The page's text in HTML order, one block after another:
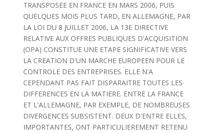
TRANSPOSEE EN FRANCE EN MARS 2006, PUIS
QUELQUES MOIS PLUS TARD, EN ALLEMAGNE, PAR
LA LOI DU 8 JUILLET 2006, LA 13E DIRECTIVE
RELATIVE AUX OFFRES PUBLIQUES D'ACQUISITION
(OPA) CONSTITUE UNE ETAPE SIGNIFICATIVE VERS
LA CREATION D'UN MARCHE EUROPEEN POUR LE
CONTROLE DES ENTREPRISES. ELLE N'A
CEPENDANT PAS FAIT DISPARAITRE TOUTES LES
DIFFERENCES EN LA MATIERE. ENTRE LA FRANCE
ET L'ALLEMAGNE, PAR EXEMPLE, DE NOMBREUSES
DIVERGENCES SUBSISTENT. DEUX D'ENTRE ELLES,
IMPORTANTES, ONT PARTICULIEREMENT RETENU